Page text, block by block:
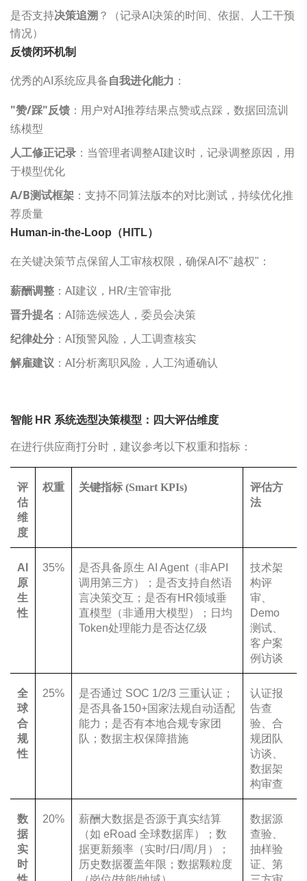
是否支持决策追溯 ？（记录AI决策的时间、依据、人工干预
情况）
反馈闭环机制
优秀的AI系统应具备自我进化能力 ：
"赞/踩"反馈 ：用户对AI推荐结果点赞或点踩，数据回流训
练模型
人工修正记录 ：当管理者调整AI建议时，记录调整原因，用
于模型优化
A/B测试框架 ：支持不同算法版本的对比测试，持续优化推
荐质量
Human-in-the-Loop（HITL）
在关键决策节点保留人工审核权限，确保AI不"越权"：
薪酬调整 ：AI建议，HR/主管审批
晋升提名 ：AI筛选候选人，委员会决策
纪律处分 ：AI预警风险，人工调查核实
解雇建议 ：AI分析离职风险，人工沟通确认
智能 HR 系统选型决策模型：四大评估维度
在进行供应商打分时，建议参考以下权重和指标：
评
估
维
度
权重 关键指标 (Smart KPIs)
评估方
法
AI
原
生
性
35%
是否具备原生 AI Agent（非API
调用第三方）；是否支持自然语
言决策交互；是否有HR领域垂
直模型（非通用大模型）；日均
Token处理能力是否达亿级
技术架
构评
审、
Demo
测试、
客户案
例访谈
全
球
合
规
性
25%
是否通过 SOC 1/2/3 三重认证；
是否具备150+国家法规自动适配
能力；是否有本地合规专家团
队；数据主权保障措施
认证报
告查
验、合
规团队
访谈、
数据架
构审查
数
据
实
时
20%
薪酬大数据是否源于真实结算
（如 eRoad 全球数据库）；数
据更新频率（实时/日/周/月）；
历史数据覆盖年限；数据颗粒度
数据源
查验、
抽样验
证、第